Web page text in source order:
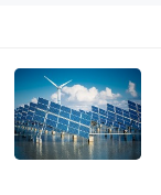
营运利润
。
质量发展